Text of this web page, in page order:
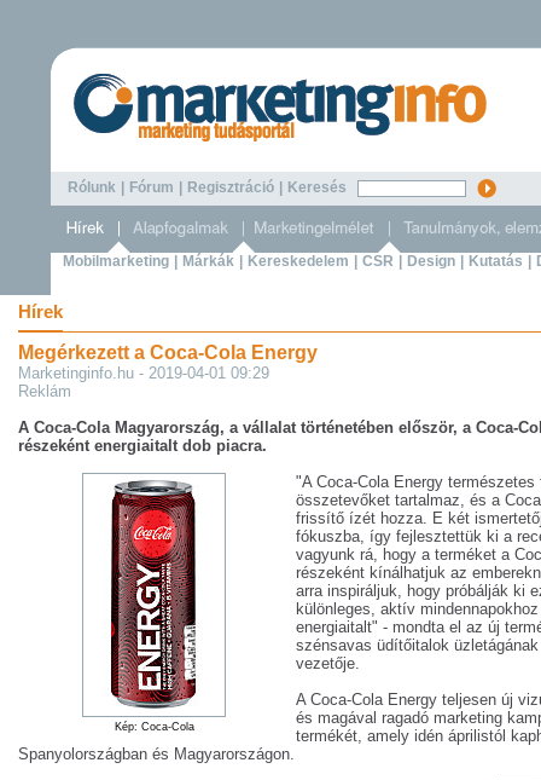
Rólunk Fórum Regisztráció Keresés
Mobilmarketing Márkák Kereskedelem CSR Design Kutatás
Hírek
Megérkezett a Coca-Cola Energy
Marketinginfo.hu - 2019-04-01 09:29
Reklám
A Coca-Cola Magyarország, a vállalat történetében először, a Coca-
részeként energiaitalt dob piacra.
Kép: Coca-Cola
"A Coca-Cola Energy
összetevőket tartalmaz, és a
frissítő ízét hozza. E két
fókuszba, így fejlesztettük ki a
vagyunk rá, hogy a terméket a
részeként kínálhatjuk az
arra inspiráljuk, hogy próbálják ki
különleges, aktív
energiaitalt" - mondta el az új
szénsavas üdítőitalok
vezetője.
A Coca-Cola Energy teljesen új
és magával ragadó marketing
termékét, amely idén áprilistól
Spanyolországban és Magyarországon.